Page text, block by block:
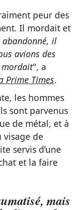
peur des
Il mordait et
il
avions des
", a
Prime Times.
les hommes
sont parvenus
de métal, et à
visage de
servis d’une
et la faire
mais